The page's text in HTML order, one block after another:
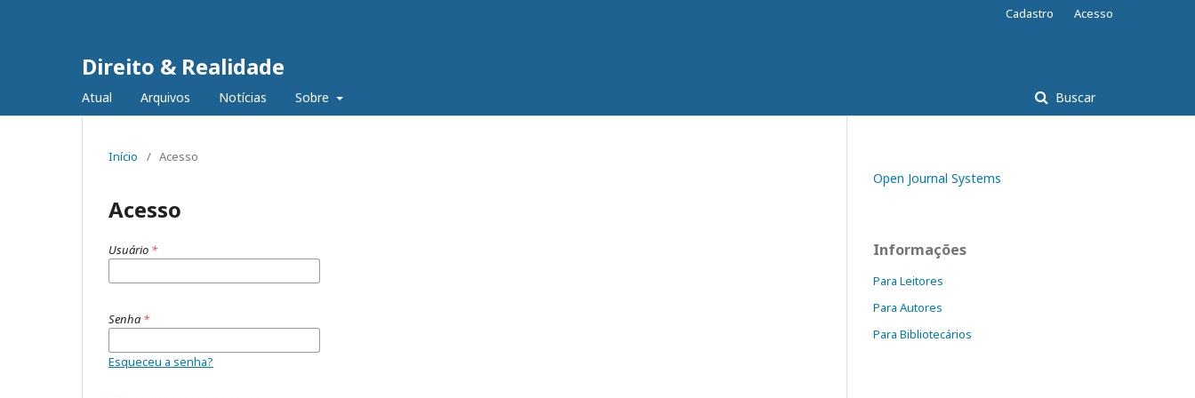
Direito & Realidade
Atual Arquivos Notícias Sobre Buscar
Cadastro Acesso
Início / Acesso
Acesso
Usuário *
Senha *
Esqueceu a senha?
Open Journal Systems
Informações
Para Leitores
Para Autores
Para Bibliotecários